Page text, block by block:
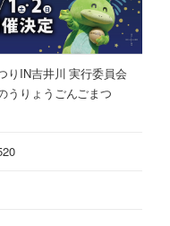
りIN吉井川 実行委員会
うりょうごんごまつ